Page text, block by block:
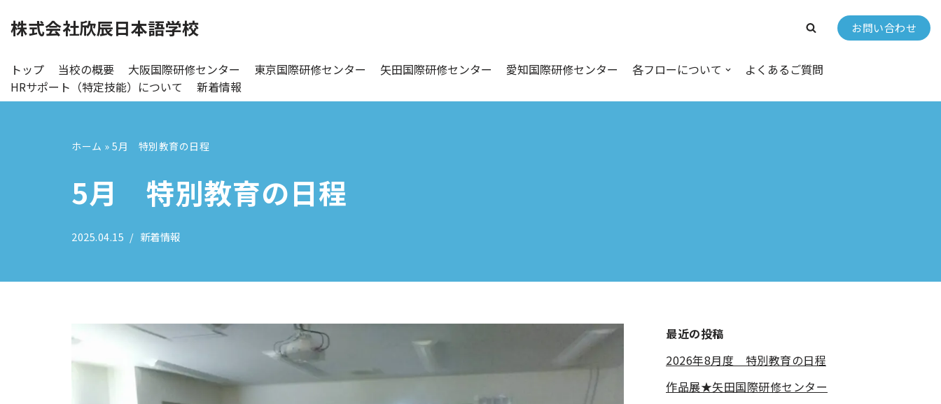
コ
テ
ン
株式会社欣辰日本語学校 お問い合わせ
トップ 当校の概要 大阪国際研修センター 東京国際研修センター 矢田国際研修センター 愛知国際研修センター 各フローについて
よくあるご質問
HRサポート（特定技能）について
新着情報
ホーム » 5月 特別教育の日程
5月 特別教育の日程
2025.04.15 新着情報
最近の投稿
2026年8月度 特別教育の日程
作品展★矢田国際研修センター